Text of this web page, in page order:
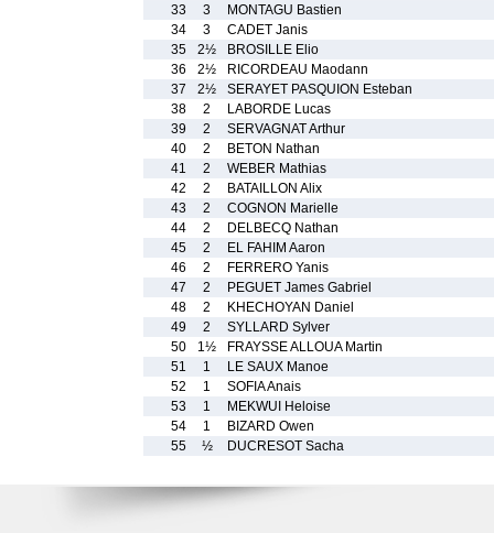
33
3
MONTAGU Bastien
34
3
CADET Janis
35
2½
BROSILLE Elio
36
2½
RICORDEAU Maodann
37
2½
SERAYET PASQUION Esteban
38
2
LABORDE Lucas
39
2
SERVAGNAT Arthur
40
2
BETON Nathan
41
2
WEBER Mathias
42
2
BATAILLON Alix
43
2
COGNON Marielle
44
2
DELBECQ Nathan
45
2
EL FAHIM Aaron
46
2
FERRERO Yanis
47
2
PEGUET James Gabriel
48
2
KHECHOYAN Daniel
49
2
SYLLARD Sylver
50
1½
FRAYSSE ALLOUA Martin
51
1
LE SAUX Manoe
52
1
SOFIA Anais
53
1
MEKWUI Heloise
54
1
BIZARD Owen
55
½ DUCRESOT Sacha